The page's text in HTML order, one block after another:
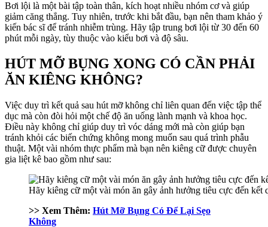
Bơi lội là một bài tập toàn thân, kích hoạt nhiều nhóm cơ và giúp
giảm căng thẳng. Tuy nhiên, trước khi bắt đầu, bạn nên tham khảo ý
kiến ​​bác sĩ để tránh nhiễm trùng. Hãy tập trung bơi lội từ 30 đến 60
phút mỗi ngày, tùy thuộc vào kiểu bơi và độ sâu.
HÚT MỠ BỤNG XONG CÓ CẦN PHẢI
ĂN KIÊNG KHÔNG?
Việc duy trì kết quả sau hút mỡ không chỉ liên quan đến việc tập thể
dục mà còn đòi hỏi một chế độ ăn uống lành mạnh và khoa học.
Điều này không chỉ giúp duy trì vóc dáng mới mà còn giúp bạn
tránh khỏi các biến chứng không mong muốn sau quá trình phẫu
thuật. Một vài nhóm thực phẩm mà bạn nên kiêng cữ được chuyên
gia liệt kê bao gồm như sau:
Hãy kiêng cữ một vài món ăn gây ảnh hưởng tiêu cực đến kết
>> Xem Thêm: Hút Mỡ Bụng Có Để Lại Sẹo
Không